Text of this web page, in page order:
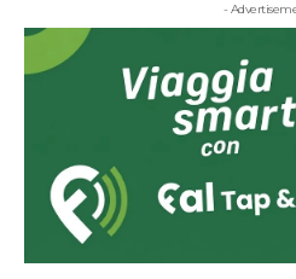
-